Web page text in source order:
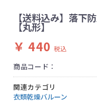
【送料込み】落下
【丸形】
￥ 440 税込
商品コード：
関連カテゴリ
衣類乾燥バルーン